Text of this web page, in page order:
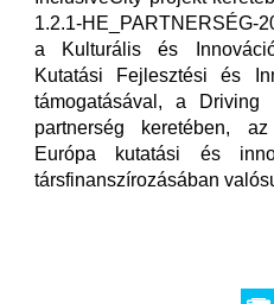
1.2.1-HE_PARTNERSÉG-
a Kulturális és
Kutatási Fejlesztési és
támogatásával, a Driving
partnerség keretében,
Európa kutatási és
társfinanszírozásában